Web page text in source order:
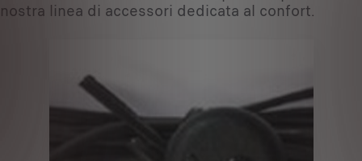
nostra linea di accessori dedicata al confort.